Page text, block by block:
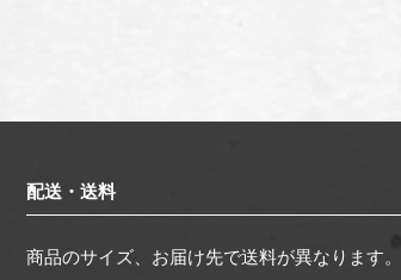
配送・送料
商品のサイズ、お届け先で送料が異なります。